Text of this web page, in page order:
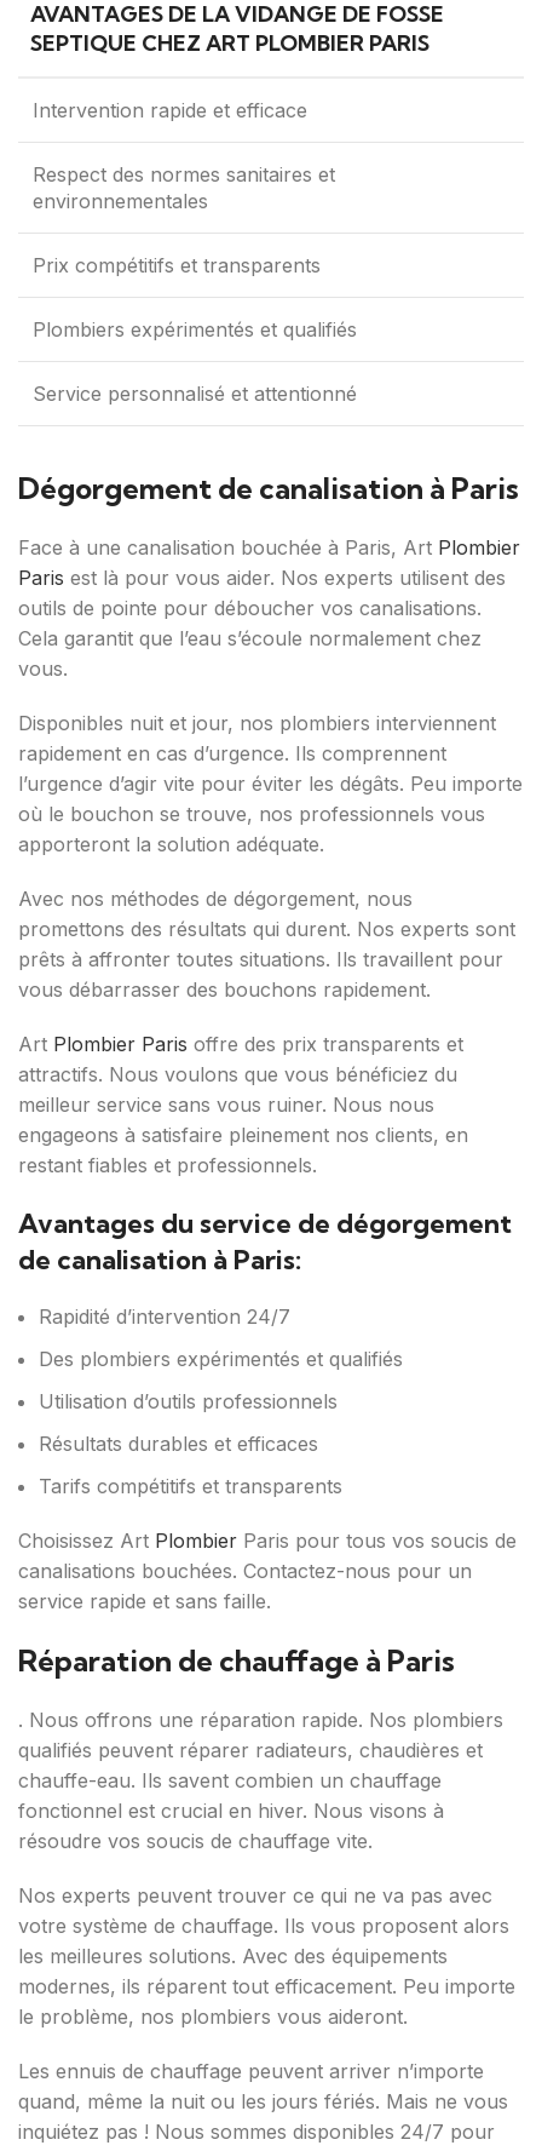
AVANTAGES DE LA VIDANGE DE FOSSE
SEPTIQUE CHEZ ART PLOMBIER PARIS
Intervention rapide et efficace
Respect des normes sanitaires et
environnementales
Prix compétitifs et transparents
Plombiers expérimentés et qualifiés
Service personnalisé et attentionné
Dégorgement de canalisation à Paris
Face à une canalisation bouchée à Paris, Art Plombier
Paris est là pour vous aider. Nos experts utilisent des
outils de pointe pour déboucher vos canalisations.
Cela garantit que l’eau s’écoule normalement chez
vous.
Disponibles nuit et jour, nos plombiers interviennent
rapidement en cas d’urgence. Ils comprennent
l’urgence d’agir vite pour éviter les dégâts. Peu importe
où le bouchon se trouve, nos professionnels vous
apporteront la solution adéquate.
Avec nos méthodes de dégorgement, nous
promettons des résultats qui durent. Nos experts sont
prêts à affronter toutes situations. Ils travaillent pour
vous débarrasser des bouchons rapidement.
Art Plombier Paris offre des prix transparents et
attractifs. Nous voulons que vous bénéficiez du
meilleur service sans vous ruiner. Nous nous
engageons à satisfaire pleinement nos clients, en
restant fiables et professionnels.
Avantages du service de dégorgement
de canalisation à Paris:
Rapidité d’intervention 24/7
Des plombiers expérimentés et qualifiés
Utilisation d’outils professionnels
Résultats durables et efficaces
Tarifs compétitifs et transparents
Choisissez Art Plombier Paris pour tous vos soucis de
canalisations bouchées. Contactez-nous pour un
service rapide et sans faille.
Réparation de chauffage à Paris
. Nous offrons une réparation rapide. Nos plombiers
qualifiés peuvent réparer radiateurs, chaudières et
chauffe-eau. Ils savent combien un chauffage
fonctionnel est crucial en hiver. Nous visons à
résoudre vos soucis de chauffage vite.
Nos experts peuvent trouver ce qui ne va pas avec
votre système de chauffage. Ils vous proposent alors
les meilleures solutions. Avec des équipements
modernes, ils réparent tout efficacement. Peu importe
le problème, nos plombiers vous aideront.
Les ennuis de chauffage peuvent arriver n’importe
quand, même la nuit ou les jours fériés. Mais ne vous
inquiétez pas ! Nous sommes disponibles 24/7 pour